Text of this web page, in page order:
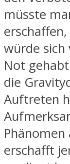
müsste
würde sich
Not
die
Auftreten
Phänomen
erschafft